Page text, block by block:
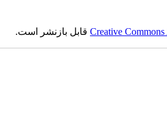
Creativeقابل بازنشر است.